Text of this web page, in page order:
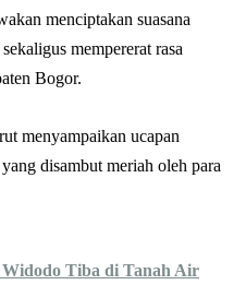
menciptakan suasana
mempererat rasa
Bogor.
menyampaikan ucapan
disambut meriah oleh para
Widodo Tiba di Tanah Air